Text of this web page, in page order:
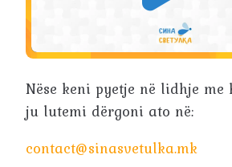
Nëse keni pyetje në lidhje me
ju lutemi dërgoni ato në:
contact@sinasvetulka.mk